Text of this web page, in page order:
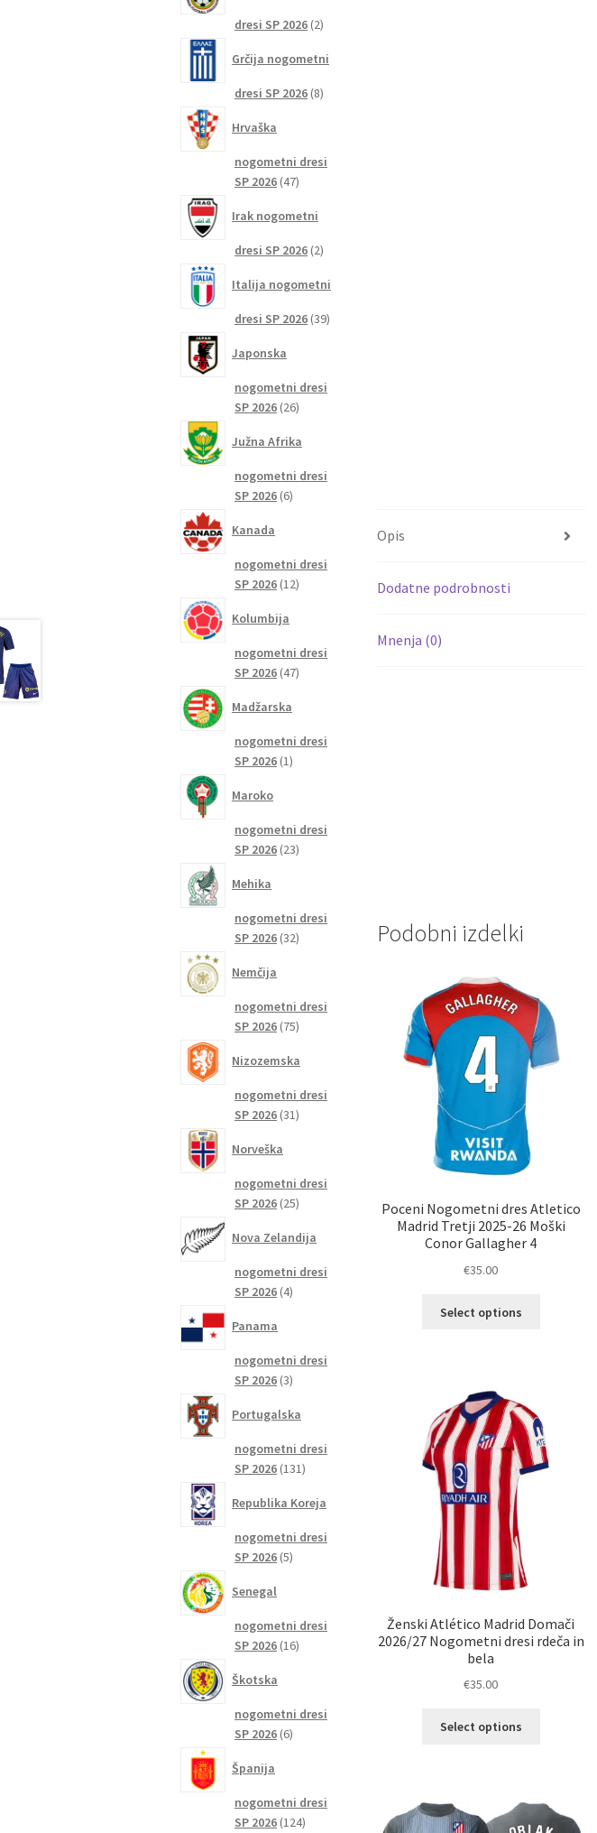
Opis
Dodatne podrobnosti
Mnenja (0)
Podobni izdelki
Poceni Nogometni dres Atletico
Madrid Tretji 2025-26 Moški
Conor Gallagher 4
€35.00
Select options
lahko
izberete
na
Ženski Atlético Madrid Domači
2026/27 Nogometni dresi rdeča in
bela
€35.00
Select options
Možnosti
dresi SP 2026 22
Grčija nogometni
dresi SP 2026 88
Hrvaška
nogometni dresi
SP 2026 4747
Irak nogometni
dresi SP 2026 22
Italija nogometni
dresi SP 2026 3939
Japonska
nogometni dresi
SP 2026 2626
Južna Afrika
nogometni dresi
SP 2026 66
Kanada
nogometni dresi
SP 2026 1212
Kolumbija
nogometni dresi
SP 2026 4747
Madžarska
nogometni dresi
SP 2026 11
Maroko
nogometni dresi
SP 2026 2323
Mehika
nogometni dresi
SP 2026 3232
Nemčija
nogometni dresi
SP 2026 7575
Nizozemska
nogometni dresi
SP 2026 3131
Norveška
nogometni dresi
SP 2026 2525
Nova Zelandija
nogometni dresi
SP 2026 44
Panama
nogometni dresi
SP 2026 33
Portugalska
nogometni dresi
SP 2026 131131
Republika Koreja
nogometni dresi
SP 2026 55
Senegal
nogometni dresi
SP 2026 1616
Škotska
nogometni dresi
SP 2026 66
Španija
nogometni dresi
SP 2026 124124